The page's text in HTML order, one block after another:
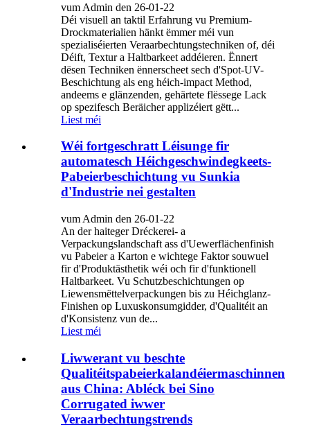
vum Admin den 26-01-22
Déi visuell an taktil Erfahrung vu Premium-
Drockmaterialien hänkt ëmmer méi vun
spezialiséierten Veraarbechtungstechniken of, déi
Déift, Textur a Haltbarkeet addéieren. Ënnert
dësen Techniken ënnerscheet sech d'Spot-UV-
Beschichtung als eng héich-impact Method,
andeems e glänzenden, gehärtete flëssege Lack
op spezifesch Beräicher applizéiert gëtt...
Liest méi
Wéi fortgeschratt Léisunge fir
automatesch Héichgeschwindegkeets-
Pabeierbeschichtung vu Sunkia
d'Industrie nei gestalten
vum Admin den 26-01-22
An der haiteger Dréckerei- a
Verpackungslandschaft ass d'Uewerflächenfinish
vu Pabeier a Karton e wichtege Faktor souwuel
fir d'Produktästhetik wéi och fir d'funktionell
Haltbarkeet. Vu Schutzbeschichtungen op
Liewensmëttelverpackungen bis zu Héichglanz-
Finishen op Luxuskonsumgidder, d'Qualitéit an
d'Konsistenz vun de...
Liest méi
Liwwerant vu beschte
Qualitéitspabeierkalandéiermaschinnen
aus China: Abléck bei Sino
Corrugated iwwer
Veraarbechtungstrends